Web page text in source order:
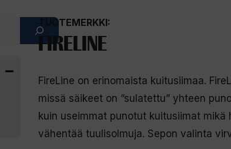
TUOTEMERKKI:
FIRELINE
FireLine on erinomaista kuitusiimaa.
missä säikeet on ”sulatettu” yhteen
kuin useimmat punotut kuitusiimat
vähentää tuulisolmuja. Sepon valinta